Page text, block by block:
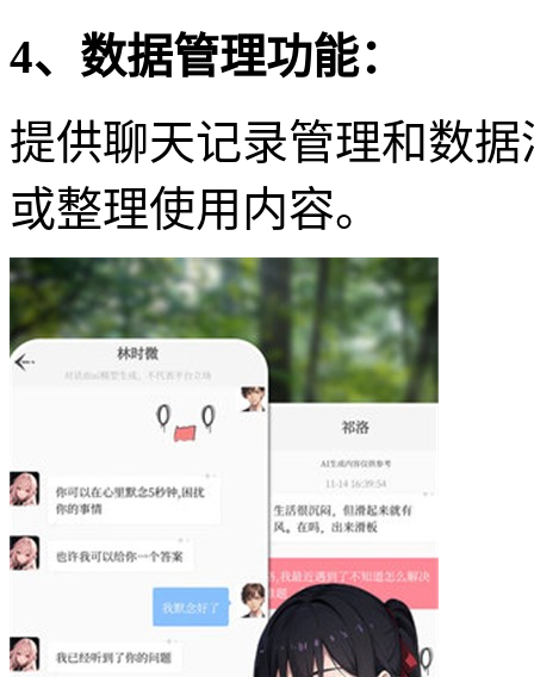
4、数据管理功能：
提供聊天记录管理和数
或整理使用内容。